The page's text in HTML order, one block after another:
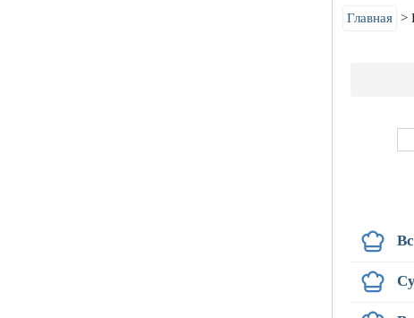
Главная